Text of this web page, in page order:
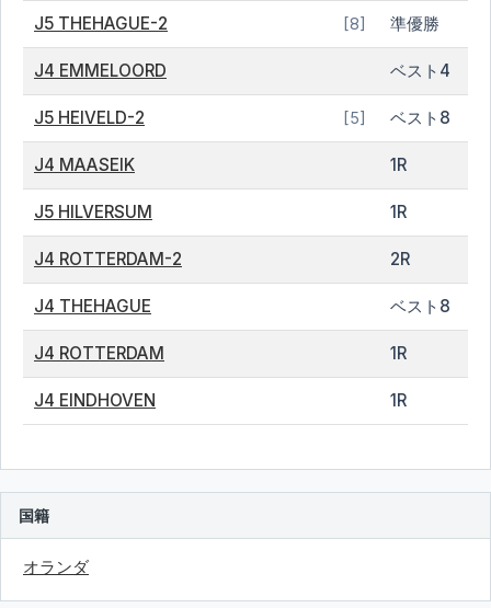
J5 THEHAGUE-2 [8] 準優勝
J4 EMMELOORD ベスト4
J5 HEIVELD-2 [5] ベスト8
J4 MAASEIK 1R
J5 HILVERSUM 1R
J4 ROTTERDAM-2 2R
J4 THEHAGUE ベスト8
J4 ROTTERDAM 1R
J4 EINDHOVEN 1R
国籍
オランダ